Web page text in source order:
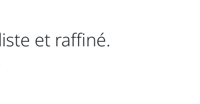
et raffiné.